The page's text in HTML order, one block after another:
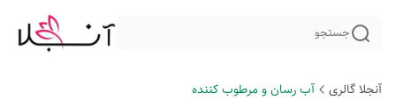
جستجو
آنجلا گالری آب رسان و مرطوب کننده